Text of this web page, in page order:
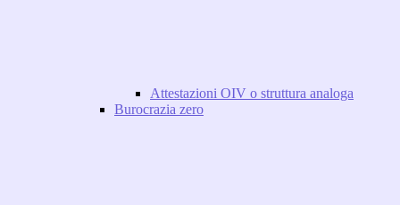
Attestazioni OIV o struttura analoga
Burocrazia zero